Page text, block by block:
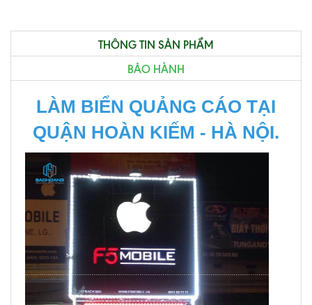
THÔNG TIN SẢN PHẨM
BẢO HÀNH
LÀM BIỂN QUẢNG CÁO TẠI
QUẬN HOÀN KIẾM - HÀ NỘI.